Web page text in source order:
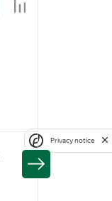
Privacy notice